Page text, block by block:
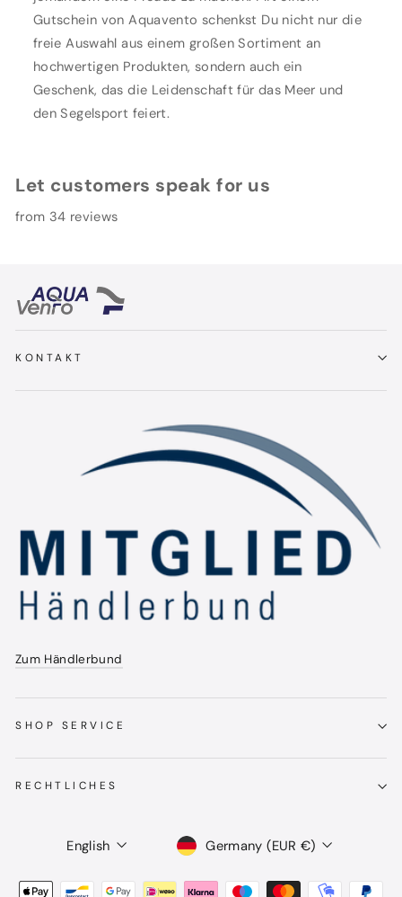
Gutschein von Aquavento schenkst Du nicht nur die
freie Auswahl aus einem großen Sortiment an
hochwertigen Produkten, sondern auch ein
Geschenk, das die Leidenschaft für das Meer und
den Segelsport feiert.
Let customers speak for us
from 34 reviews
KONTAKT
Zum Händlerbund
SHOP SERVICE
RECHTLICHES
Language
English Currency
Germany (EUR €)